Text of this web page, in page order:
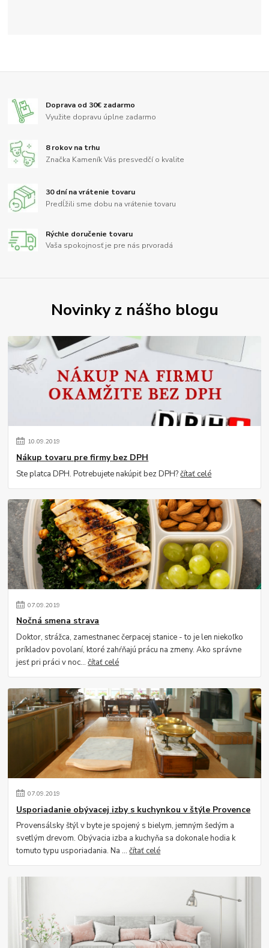
Doprava od 30€ zadarmo
Využite dopravu úplne zadarmo
8 rokov na trhu
Značka Kameník Vás presvedčí o kvalite
30 dní na vrátenie tovaru
Predĺžili sme dobu na vrátenie tovaru
Rýchle doručenie tovaru
Vaša spokojnosť je pre nás prvoradá
Novinky z nášho blogu
10.09.2019
Nákup tovaru pre firmy bez DPH
Ste platca DPH. Potrebujete nakúpiť bez DPH?čítať celé
07.09.2019
Nočná smena strava
Doktor, strážca, zamestnanec čerpacej stanice - to je len niekoľko
príkladov povolaní, ktoré zahŕňajú prácu na zmeny. Ako správne
jesť pri práci v noc...čítať celé
07.09.2019
Usporiadanie obývacej izby s kuchynkou v štýle Provence
Provensálsky štýl v byte je spojený s bielym, jemným šedým a
svetlým drevom. Obývacia izba a kuchyňa sa dokonale hodia k
tomuto typu usporiadania. Na ...čítať celé